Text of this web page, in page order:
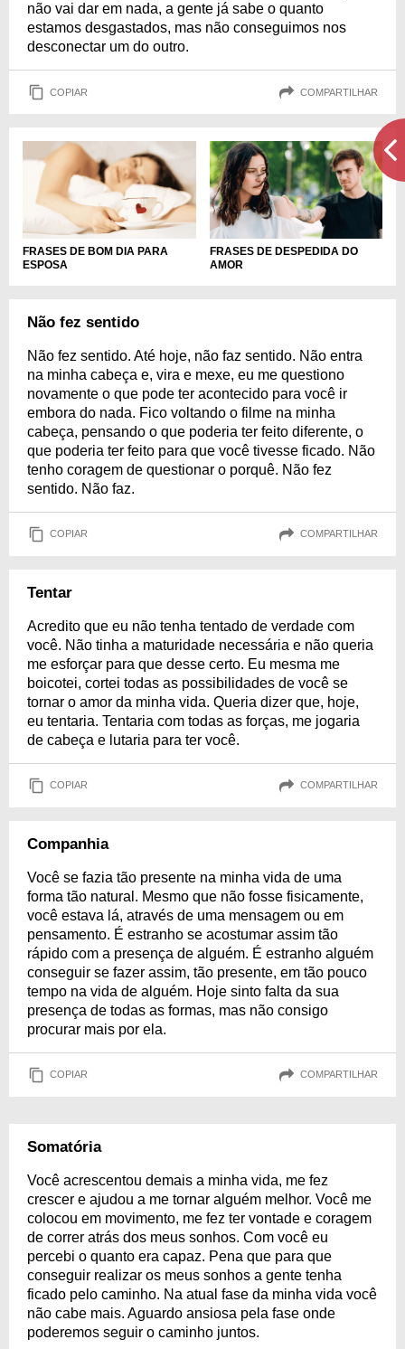
não vai dar em nada, a gente já sabe o quanto
estamos desgastados, mas não conseguimos nos
desconectar um do outro.
COPIAR COMPARTILHAR
FRASES DE BOM DIA PARA
ESPOSA
FRASES DE DESPEDIDA DO
AMOR
Não fez sentido
Não fez sentido. Até hoje, não faz sentido. Não entra
na minha cabeça e, vira e mexe, eu me questiono
novamente o que pode ter acontecido para você ir
embora do nada. Fico voltando o filme na minha
cabeça, pensando o que poderia ter feito diferente, o
que poderia ter feito para que você tivesse ficado. Não
tenho coragem de questionar o porquê. Não fez
sentido. Não faz.
COPIAR COMPARTILHAR
Tentar
Acredito que eu não tenha tentado de verdade com
você. Não tinha a maturidade necessária e não queria
me esforçar para que desse certo. Eu mesma me
boicotei, cortei todas as possibilidades de você se
tornar o amor da minha vida. Queria dizer que, hoje,
eu tentaria. Tentaria com todas as forças, me jogaria
de cabeça e lutaria para ter você.
COPIAR COMPARTILHAR
Companhia
Você se fazia tão presente na minha vida de uma
forma tão natural. Mesmo que não fosse fisicamente,
você estava lá, através de uma mensagem ou em
pensamento. É estranho se acostumar assim tão
rápido com a presença de alguém. É estranho alguém
conseguir se fazer assim, tão presente, em tão pouco
tempo na vida de alguém. Hoje sinto falta da sua
presença de todas as formas, mas não consigo
procurar mais por ela.
COPIAR COMPARTILHAR
Somatória
Você acrescentou demais a minha vida, me fez
crescer e ajudou a me tornar alguém melhor. Você me
colocou em movimento, me fez ter vontade e coragem
de correr atrás dos meus sonhos. Com você eu
percebi o quanto era capaz. Pena que para que
conseguir realizar os meus sonhos a gente tenha
ficado pelo caminho. Na atual fase da minha vida você
não cabe mais. Aguardo ansiosa pela fase onde
poderemos seguir o caminho juntos.